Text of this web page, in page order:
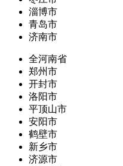
淄博市
青岛市
济南市
全河南省
郑州市
开封市
洛阳市
平顶山市
安阳市
鹤壁市
新乡市
济源市